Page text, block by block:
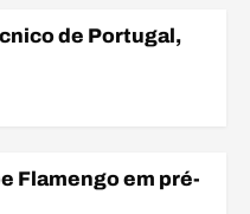
de Portugal,
Flamengo em pré-